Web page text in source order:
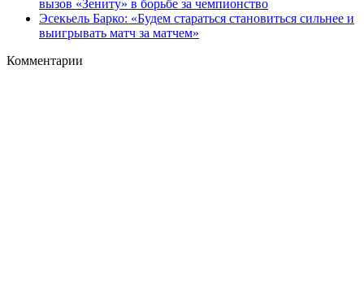
вызов «Зениту» в борьбе за чемпионство
Эсекьель Барко: «Будем стараться становиться сильнее и
выигрывать матч за матчем»
Комментарии